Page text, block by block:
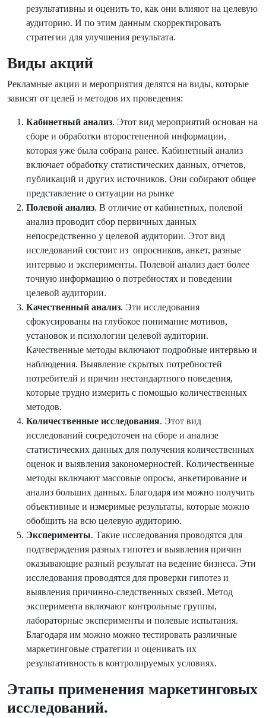
результативны и оценить то, как они влияют на целевую
аудиторию. И по этим данным скорректировать
стратегии для улучшения результата.
Виды акций
Рекламные акции и мероприятия делятся на виды, которые
зависят от целей и методов их проведения:
Кабинетный анализ. Этот вид мероприятий основан на
сборе и обработки второстепенной информации,
которая уже была собрана ранее. Кабинетный анализ
включает обработку статистических данных, отчетов,
публикаций и других источников. Они собирают общее
представление о ситуации на рынке
Полевой анализ. В отличие от кабинетных, полевой
анализ проводит сбор первичных данных
непосредственно у целевой аудитории. Этот вид
исследований состоит из опросников, анкет, разные
интервью и эксперименты. Полевой анализ дает более
точную информацию о потребностях и поведении
целевой аудитории.
Качественный анализ. Эти исследования
сфокусированы на глубокое понимание мотивов,
установок и психологии целевой аудитории.
Качественные методы включают подробные интервью и
наблюдения. Выявление скрытых потребностей
потребителй и причин нестандартного поведения,
которые трудно измерить с помощью количественных
методов.
Количественные исследования. Этот вид
исследований сосредоточен на сборе и анализе
статистических данных для получения количественных
оценок и выявления закономерностей. Количественные
методы включают массовые опросы, анкетирование и
анализ больших данных. Благодаря им можно получить
объективные и измеримые результаты, которые можно
обобщить на всю целевую аудиторию.
Эксперименты. Такие исследования проводятся для
подтверждения разных гипотез и выявления причин
оказывающие разный результат на ведение бизнеса. Эти
исследования проводятся для проверки гипотез и
выявления причинно-следственных связей. Метод
эксперимента включают контрольные группы,
лабораторные эксперименты и полевые испытания.
Благодаря им можно можно тестировать различные
маркетинговые стратегии и оценивать их
результативность в контролируемых условиях.
Этапы применения маркетинговых
исследований.